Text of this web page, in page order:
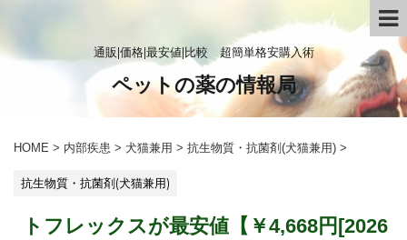
通販|価格|最安値|比較 超簡単格安購入術
ペットの薬の情報局
HOME > 内部疾患 > 犬猫兼用 > 抗生物質・抗菌剤(犬猫兼用) >
抗生物質・抗菌剤(犬猫兼用)
トフレックスが最安値【￥4,668円[2026